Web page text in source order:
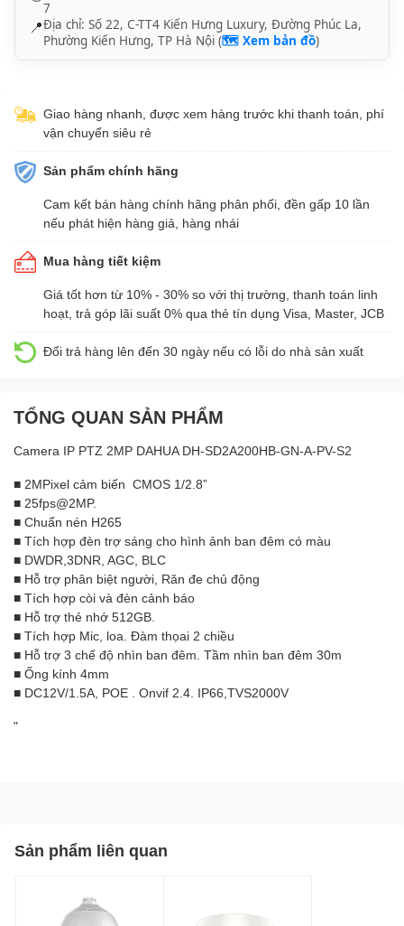
7
📍Địa chỉ: Số 22, C-TT4 Kiến Hưng Luxury, Đường Phúc La,
Phường Kiến Hưng, TP Hà Nội (🗺️ Xem bản đồ)
Giao hàng nhanh, được xem hàng trước khi thanh toán, phí
vận chuyển siêu rẻ
Sản phẩm chính hãng
Cam kết bán hàng chính hãng phân phối, đền gấp 10 lần
nếu phát hiện hàng giả, hàng nhái
Mua hàng tiết kiệm
Giá tốt hơn từ 10% - 30% so với thị trường, thanh toán linh
hoạt, trả góp lãi suất 0% qua thẻ tín dụng Visa, Master, JCB
Đổi trả hàng lên đến 30 ngày nếu có lỗi do nhà sản xuất
TỔNG QUAN SẢN PHẨM
Camera IP PTZ 2MP DAHUA DH-SD2A200HB-GN-A-PV-S2
■ 2MPixel cảm biến CMOS 1/2.8”
■ 25fps@2MP.
■ Chuẩn nén H265
■ Tích hợp đèn trợ sáng cho hình ảnh ban đêm có màu
■ DWDR,3DNR, AGC, BLC
■ Hỗ trợ phân biệt người, Răn đe chủ động
■ Tích hợp còi và đèn cảnh báo
■ Hỗ trợ thẻ nhớ 512GB.
■ Tích hợp Mic, loa. Đàm thọai 2 chiều
■ Hỗ trợ 3 chế độ nhìn ban đêm. Tầm nhìn ban đêm 30m
■ Ống kính 4mm
■ DC12V/1.5A, POE . Onvif 2.4. IP66,TVS2000V
"
Sản phẩm liên quan